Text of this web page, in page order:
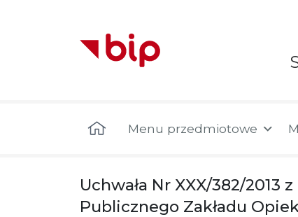
Menu przedmiotowe
Uchwała Nr XXX/382/
Publicznego Zakładu